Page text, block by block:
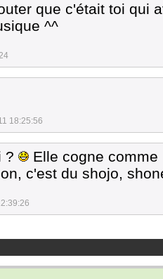
que c'était toi qui
^^
18:25:56
?
Elle cogne
c'est du shojo,